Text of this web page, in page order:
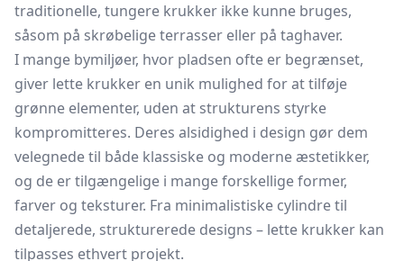
traditionelle, tungere krukker ikke kunne bruges,
såsom på skrøbelige terrasser eller på taghaver.
I mange bymiljøer, hvor pladsen ofte er begrænset,
giver lette krukker en unik mulighed for at tilføje
grønne elementer, uden at strukturens styrke
kompromitteres. Deres alsidighed i design gør dem
velegnede til både klassiske og moderne æstetikker,
og de er tilgængelige i mange forskellige former,
farver og teksturer. Fra minimalistiske cylindre til
detaljerede, strukturerede designs – lette krukker kan
tilpasses ethvert projekt.